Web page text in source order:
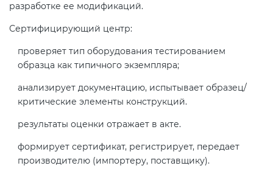
разработке ее модификаций.
Сертифицирующий центр:
проверяет тип оборудования тестированием
образца как типичного экземпляра;
анализирует документацию, испытывает образец/
критические элементы конструкций.
результаты оценки отражает в акте.
формирует сертификат, регистрирует, передает
производителю (импортеру, поставщику).